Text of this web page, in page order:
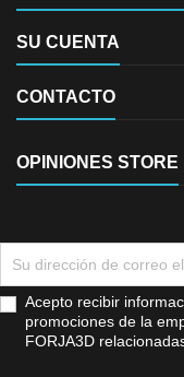
SU CUENTA
CONTACTO
OPINIONES STORE
Acepto recibir
promociones de la
FORJA3D